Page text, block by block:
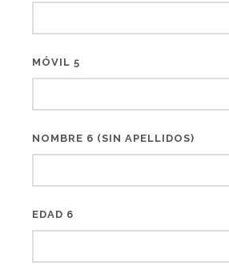
MÓVIL 5
NOMBRE 6 (SIN APELLIDOS)
EDAD 6